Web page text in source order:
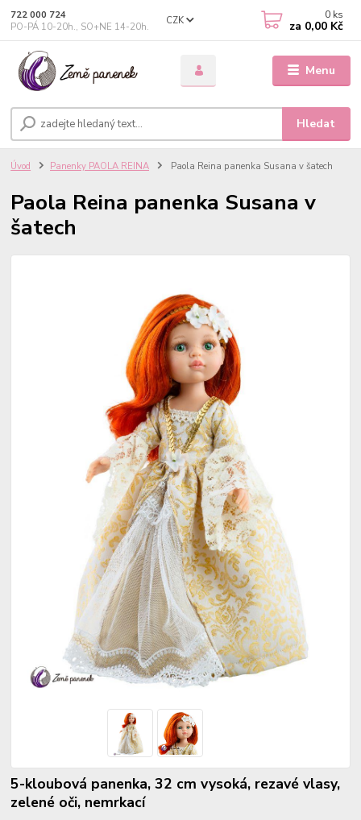
Menu
CZK
Hledat
722 000 724
PO-PÁ 10-20h., SO+NE 14-20h.
0 ks
za 0,00 Kč
Úvod Panenky PAOLA REINA Paola Reina panenka Susana v šatech
Paola Reina panenka Susana v
šatech
5-kloubová panenka, 32 cm vysoká, rezavé vlasy,
zelené oči, nemrkací